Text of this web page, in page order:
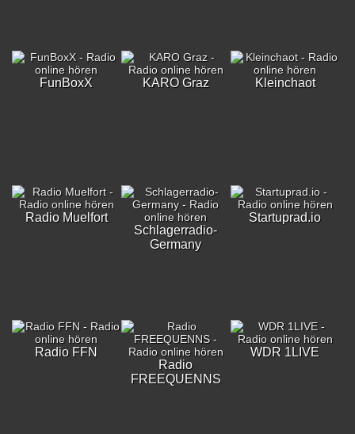
FunBoxX KARO Graz Kleinchaot
Radio Muelfort
Schlagerradio-
Germany
Startuprad.io
Radio FFN
Radio
FREEQUENNS
WDR 1LIVE